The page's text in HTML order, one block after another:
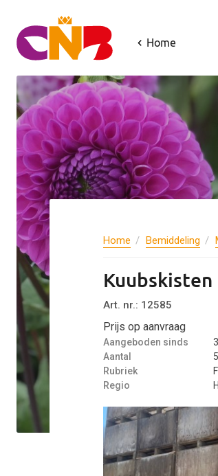
Home
Home Bemiddeling
Art. nr.: 12585
Prijs op aanvraag
Aangeboden sinds
Aantal
Rubriek
Regio